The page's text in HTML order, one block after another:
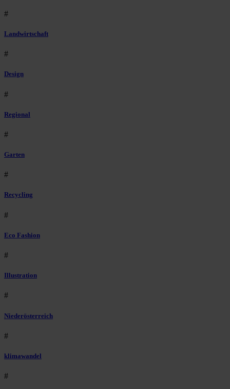
#
Landwirtschaft
#
Design
#
Regional
#
Garten
#
Recycling
#
Eco Fashion
#
Illustration
#
Niederösterreich
#
klimawandel
#